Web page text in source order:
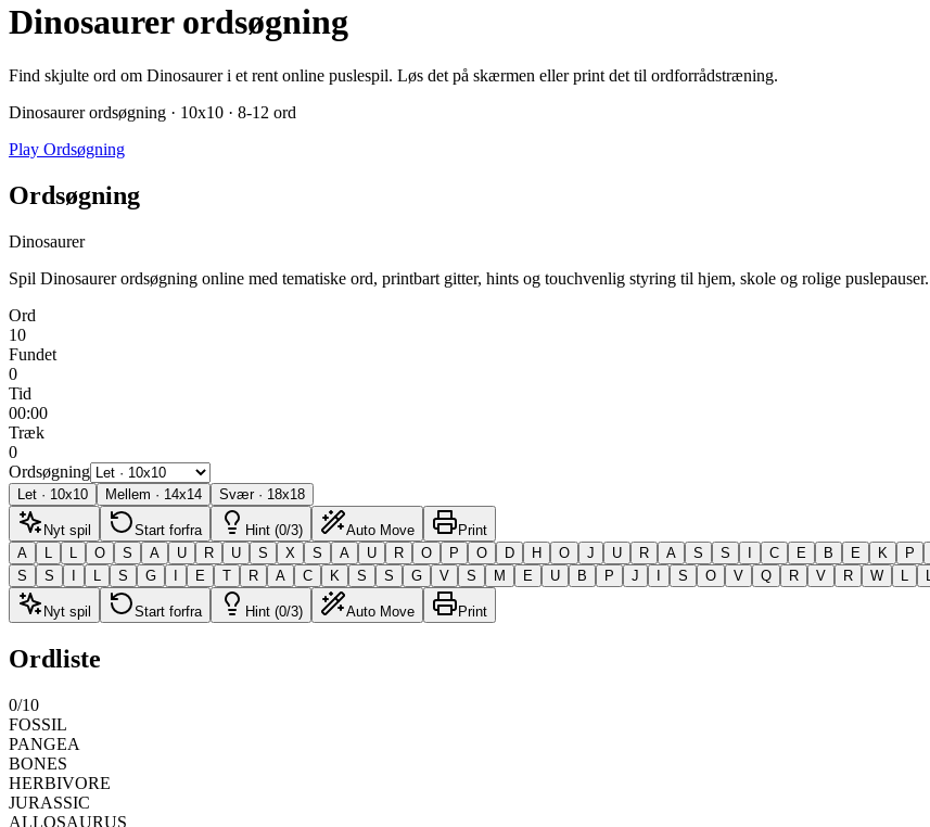
Dinosaurer ordsøgning
Find skjulte ord om Dinosaurer i et rent online puslespil. Løs det på skærmen eller print det til ordforrådstræning.
Dinosaurer ordsøgning · 10x10 · 8-12 ord
Play Ordsøgning
Ordsøgning
Dinosaurer
Spil Dinosaurer ordsøgning online med tematiske ord, printbart gitter, hints og touchvenlig styring til hjem, skole og rolige puslepauser.
Ord
10
Fundet
0
Tid
00:00
Træk
0
Ordsøgning
Let · 10x10 Mellem · 14x14 Svær· 18x18
Nyt spil Start forfra Hint (0/3) Auto Move
Print
A
L L O S A U R U S X S A U R O P O D H O J U R A S S I C E B E K P
S
S I L S G I E T R A C K S S G V S M E U B P J I S O V Q R V R W L L
Nyt spil Start forfra Hint (0/3) Auto Move Print
Ordliste
0/10
FOSSIL
PANGEA
BONES
HERBIVORE
JURASSIC
ALLOSAURUS